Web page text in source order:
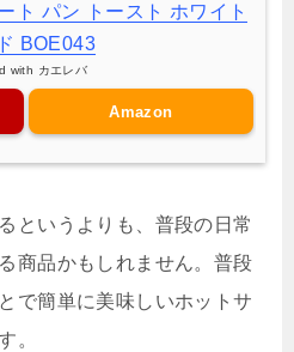
ト パン トースト ホワイト
BOE043
with カエレバ
Amazon
というよりも、普段の日常
商品かもしれません。普段
で簡単に美味しいホットサ
。